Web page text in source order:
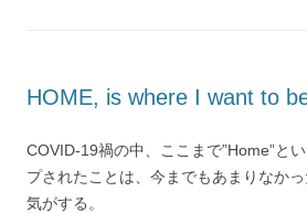
HOME, is where I want to
COVID-19禍の中、ここまで”Home”と
プされたことは、今までもあまりなか
気がする。